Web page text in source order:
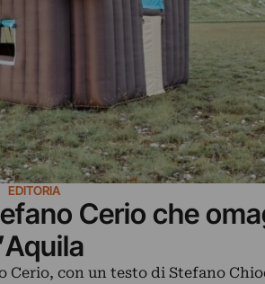
EDITORIA
Cerio che
Cerio, con un testo di Stefano